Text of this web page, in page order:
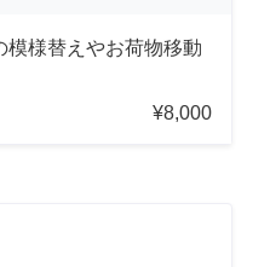
模様替えやお荷物移動
¥8,000